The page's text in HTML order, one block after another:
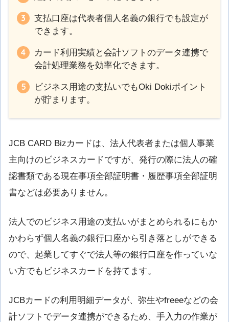
支払口座は代表者個人名義の銀行でも設定が
できます。
カード利用実績と会計ソフトのデータ連携で
会計処理業務を効率化できます。
ビジネス用途の支払いでもOki Dokiポイント
が貯まります。
JCB CARD Bizカードは、法人代表者または個人事業
主向けのビジネスカードですが、発行の際に法人の確
認書類である現在事項全部証明書・履歴事項全部証明
書などは必要ありません。
法人でのビジネス用途の支払いがまとめられるにもか
かわらず個人名義の銀行口座から引き落としができる
ので、起業してすぐで法人等の銀行口座を作っていな
い方でもビジネスカードを持てます。
JCBカードの利用明細データが、弥生やfreeeなどの会
計ソフトでデータ連携ができるため、手入力の作業が